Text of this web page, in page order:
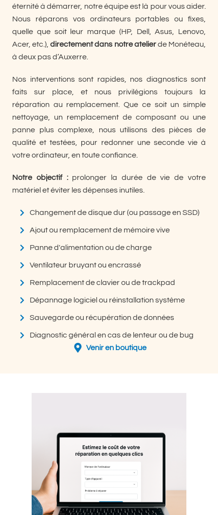
éternité à démarrer, notre équipe est là pour vous aider.
Nous réparons vos ordinateurs portables ou fixes,
quelle que soit leur marque (HP, Dell, Asus, Lenovo,
Acer, etc.),directement dans notre atelierde Monéteau,
à deux pas d’Auxerre.
Nos interventions sont rapides, nos diagnostics sont
faits sur place, et nous privilégions toujours la
réparation au remplacement. Que ce soit un simple
nettoyage, un remplacement de composant ou une
panne plus complexe, nous utilisons des pièces de
qualité et testées, pour redonner une seconde vie à
votre ordinateur, en toute confiance.
Notre objectif :prolonger la durée de vie de votre
matériel et éviter les dépenses inutiles.
Changement de disque dur (ou passage en SSD)
Ajout ou remplacement de mémoire vive
Panne d'alimentation ou de charge
Ventilateur bruyant ou encrassé
Remplacement de clavier ou de trackpad
Dépannage logiciel ou réinstallation système
Sauvegarde ou récupération de données
Diagnostic général en cas de lenteur ou de bug
Venir en boutique